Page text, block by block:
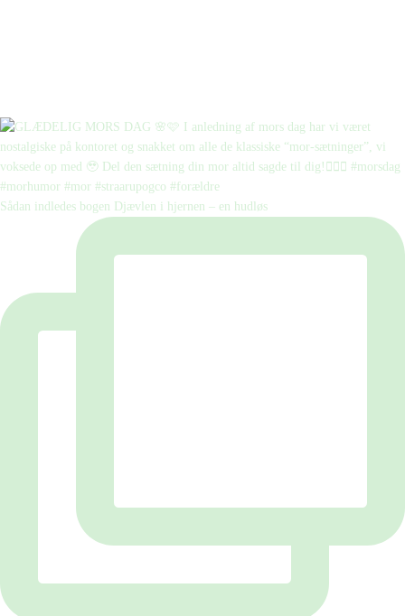
Sådan indledes bogen Djævlen i hjernen – en hudløs